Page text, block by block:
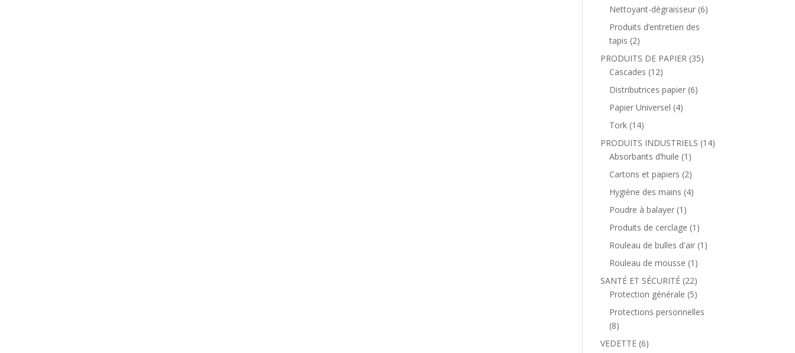
Nettoyant-dégraisseur (6)
Produits d’entretien des
tapis (2)
PRODUITS DE PAPIER (35)
Cascades (12)
Distributrices papier (6)
Papier Universel (4)
Tork (14)
PRODUITS INDUSTRIELS (14)
Absorbants d’huile (1)
Cartons et papiers (2)
Hygiène des mains (4)
Poudre à balayer (1)
Produits de cerclage (1)
Rouleau de bulles d'air (1)
Rouleau de mousse (1)
SANTÉ ET SÉCURITÉ (22)
Protection générale (5)
Protections personnelles
(8)
VEDETTE (6)